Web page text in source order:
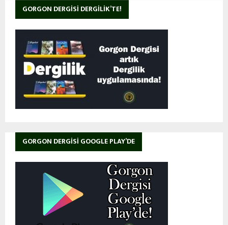
GORGON DERGISI DERGILIK’TE!
GORGON DERGISI GOOGLE PLAY’DE